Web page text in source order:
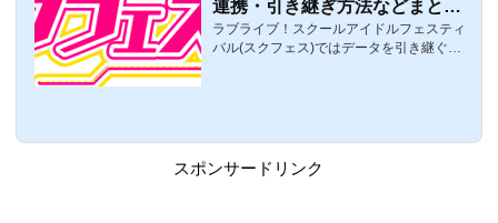
連携・引き継ぎ方法などまとめ
【ラブライブ！スクフェス】
ラブライブ！スクールアイドルフェスティ
バル(スクフェス)ではデータを引き継ぐこ
タ引き継ぎに加え、「スクフェスID」での
引き継ぎが可能になるようです。ここで
は、スクフェスIDについてまとめました。
スポンサードリンク